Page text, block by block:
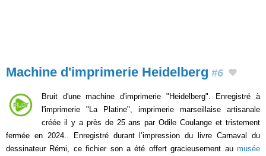
Machine d'imprimerie Heidelberg #6
Bruit d'une machine d'imprimerie "Heidelberg". Enregistré à
l'imprimerie "La Platine", imprimerie marseillaise artisanale
créée il y a près de 25 ans par Odile Coulange et tristement
fermée en 2024.. Enregistré durant l’impression du livre Carnaval du
dessinateur Rémi, ce fichier son a été offert gracieusement au musée